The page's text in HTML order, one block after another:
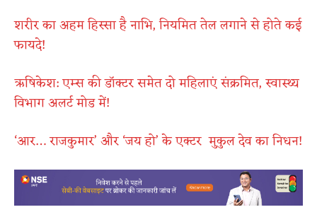
शरीर का अहम हिस्सा है नाभि, नियमित तेल लगाने से होते कई
फायदे!
ऋषिकेश: एम्स की डॉक्टर समेत दो महिलाएं संक्रमित, स्वास्थ्य
विभाग अलर्ट मोड में!
‘आर… राजकुमार’ और ‘जय हो’ के एक्टर मुकुल देव का निधन!